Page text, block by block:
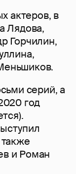
актеров, в
Лядова,
Горчилин,
серий, а
год
и Роман